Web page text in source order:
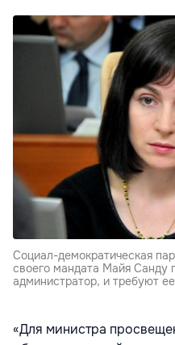
Социал-демократическая
своего мандата Майя Санду
администратор, и требуют
«Для министра